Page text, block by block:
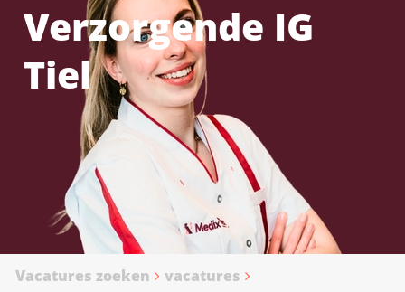
Verzorgende IG
Tiel
Vacatures zoeken
vacatures